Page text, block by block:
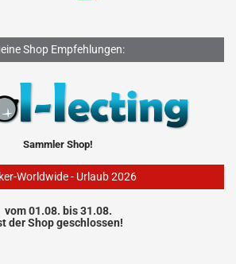
Shop Empfehlungen:
Sammler Shop!
Worldwide - Urlaub 2026
vom 01.08. bis 31.08.
der Shop geschlossen!